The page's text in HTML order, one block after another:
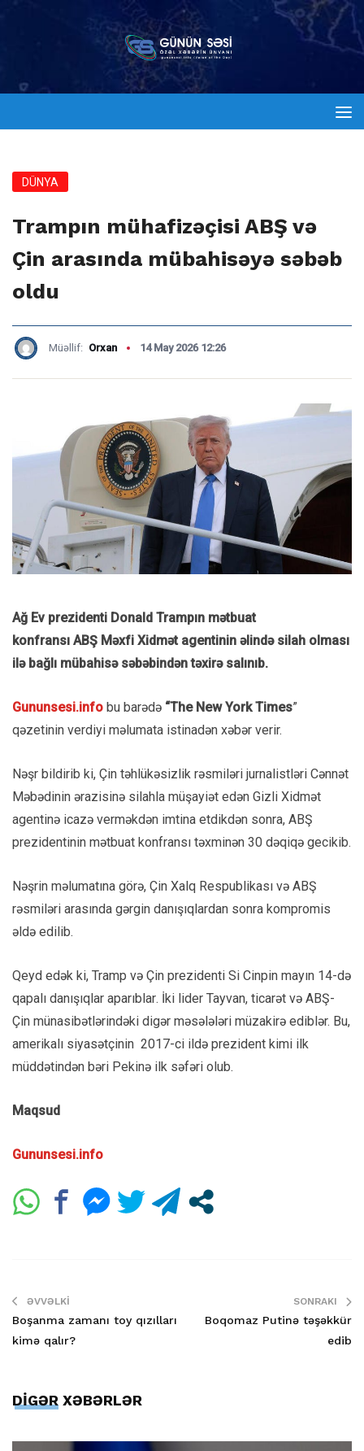
DÜNYA
Trampın mühafizəçisi ABŞ və
Çin arasında mübahisəyə səbəb
oldu
Müəllif: Orxan 14 May 2026 12:26
Ağ Ev prezidenti Donald Trampın mətbuat
konfransı ABŞ Məxfi Xidmət agentinin əlində silah olması
ilə bağlı mübahisə səbəbindən təxirə salınıb.
Gununsesi.info bu barədə “The New York Times”
qəzetinin verdiyi məlumata istinadən xəbər verir.
Nəşr bildirib ki, Çin təhlükəsizlik rəsmiləri jurnalistləri Cənnət
Məbədinin ərazisinə silahla müşayiət edən Gizli Xidmət
agentinə icazə verməkdən imtina etdikdən sonra, ABŞ
prezidentinin mətbuat konfransı təxminən 30 dəqiqə gecikib.
Nəşrin məlumatına görə, Çin Xalq Respublikası və ABŞ
rəsmiləri arasında gərgin danışıqlardan sonra kompromis
əldə edilib.
Qeyd edək ki, Tramp və Çin prezidenti Si Cinpin mayın 14-də
qapalı danışıqlar aparıblar. İki lider Tayvan, ticarət və ABŞ-
Çin münasibətlərindəki digər məsələləri müzakirə ediblər. Bu,
amerikalı siyasətçinin 2017-ci ildə prezident kimi ilk
müddətindən bəri Pekinə ilk səfəri olub.
Maqsud
Gununsesi.info
ƏVVƏLKI
Boşanma zamanı toy qızılları
kimə qalır?
SONRAKI
Boqomaz Putinə təşəkkür
edib
DİGƏR XƏBƏRLƏR